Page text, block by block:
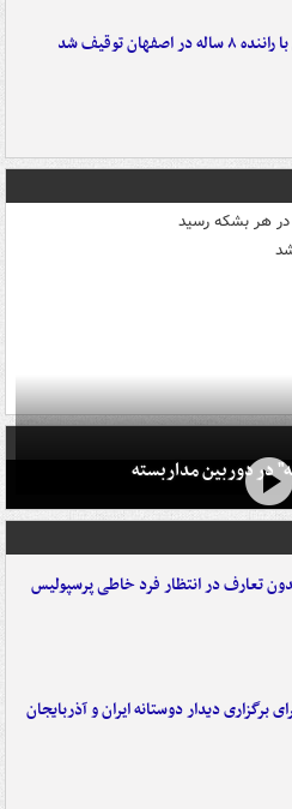
در اصفهان توقیف شد
تعارف در انتظار فرد خاطی پرسپولیس
برگزاری دیدار دوستانه ایران و آذربایجان